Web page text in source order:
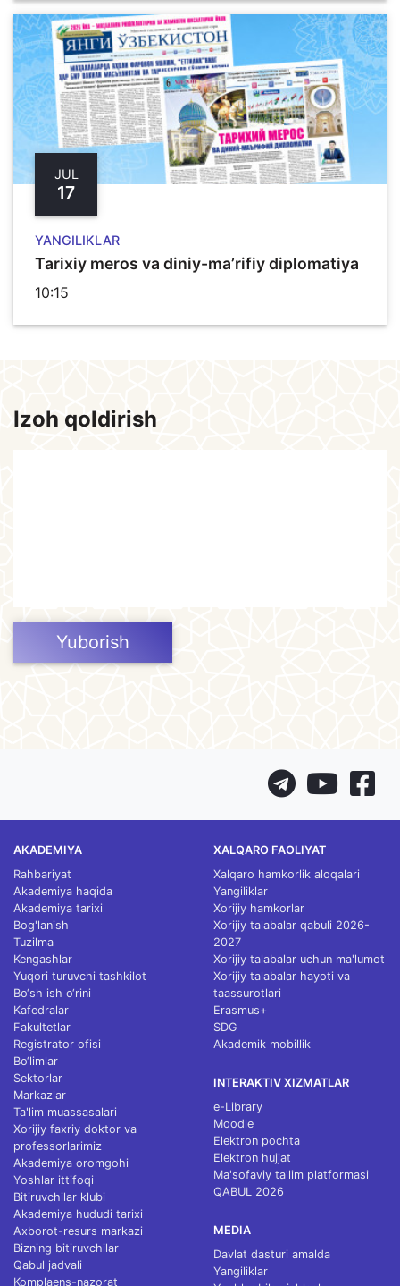
JUL
17
YANGILIKLAR
Tarixiy meros va diniy-ma’rifiy diplomatiya
10:15
Izoh qoldirish
Yuborish
AKADEMIYA
Rahbariyat
Akademiya haqida
Akademiya tarixi
Bog'lanish
Tuzilma
Kengashlar
Yuqori turuvchi tashkilot
Bo‘sh ish o‘rini
Kafedralar
Fakultetlar
Registrator ofisi
Bo‘limlar
Sektorlar
Markazlar
Ta'lim muassasalari
Xorijiy faxriy doktor va
professorlarimiz
Akademiya oromgohi
Yoshlar ittifoqi
Bitiruvchilar klubi
Akademiya hududi tarixi
Axborot-resurs markazi
Bizning bitiruvchilar
Qabul jadvali
Komplaens-nazorat
XALQARO FAOLIYAT
Xalqaro hamkorlik aloqalari
Yangiliklar
Xorijiy hamkorlar
Xorijiy talabalar qabuli 2026-
2027
Xorijiy talabalar uchun ma'lumot
Xorijiy talabalar hayoti va
taassurotlari
Erasmus+
SDG
Akademik mobillik
INTERAKTIV XIZMATLAR
e-Library
Moodle
Elektron pochta
Elektron hujjat
Ma'sofaviy ta'lim platformasi
QABUL 2026
MEDIA
Davlat dasturi amalda
Yangiliklar